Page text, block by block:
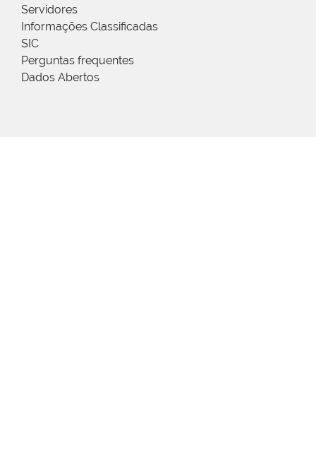
Servidores
Informações Classificadas
SIC
Perguntas frequentes
Dados Abertos